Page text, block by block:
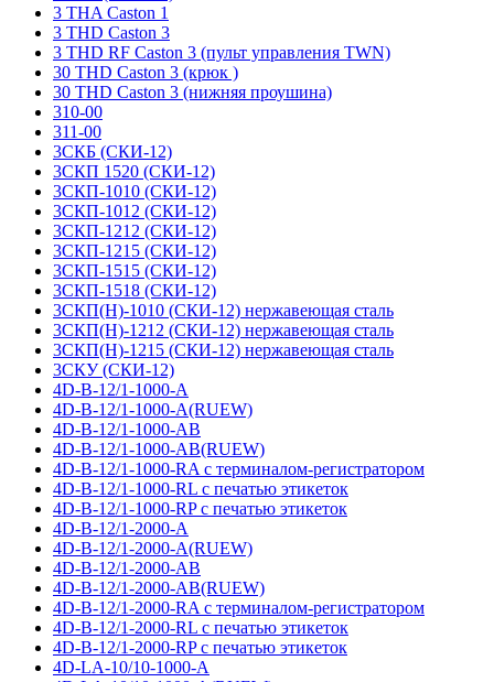
3 THA Caston 1
3 THD Caston 3
3 THD RF Caston 3 (пульт управления TWN)
30 THD Caston 3 (крюк )
30 THD Caston 3 (нижняя проушина)
310-00
311-00
3СКБ (СКИ-12)
3СКП 1520 (СКИ-12)
3СКП-1010 (СКИ-12)
3СКП-1012 (СКИ-12)
3СКП-1212 (СКИ-12)
3СКП-1215 (СКИ-12)
3СКП-1515 (СКИ-12)
3СКП-1518 (СКИ-12)
3СКП(Н)-1010 (СКИ-12) нержавеющая сталь
3СКП(Н)-1212 (СКИ-12) нержавеющая сталь
3СКП(Н)-1215 (СКИ-12) нержавеющая сталь
3СКУ (СКИ-12)
4D-B-12/1-1000-A
4D-B-12/1-1000-A(RUEW)
4D-B-12/1-1000-AB
4D-B-12/1-1000-AB(RUEW)
4D-B-12/1-1000-RA с терминалом-регистратором
4D-B-12/1-1000-RL с печатью этикеток
4D-B-12/1-1000-RP с печатью этикеток
4D-B-12/1-2000-A
4D-B-12/1-2000-A(RUEW)
4D-B-12/1-2000-AB
4D-B-12/1-2000-AB(RUEW)
4D-B-12/1-2000-RA с терминалом-регистратором
4D-B-12/1-2000-RL с печатью этикеток
4D-B-12/1-2000-RP с печатью этикеток
4D-LA-10/10-1000-A